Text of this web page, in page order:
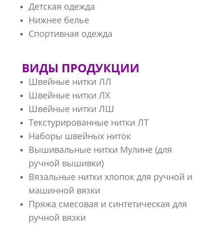
Детская одежда
Нижнее белье
Спортивная одежда
ВИДЫ ПРОДУКЦИИ
Швейные нитки ЛЛ
Швейные нитки ЛХ
Швейные нитки ЛШ
Текстурированные нитки ЛТ
Наборы швейных ниток
Вышивальные нитки Мулине (для
ручной вышивки)
Вязальные нитки хлопок для ручной и
машинной вязки
Пряжа смесовая и синтетическая для
ручной вязки